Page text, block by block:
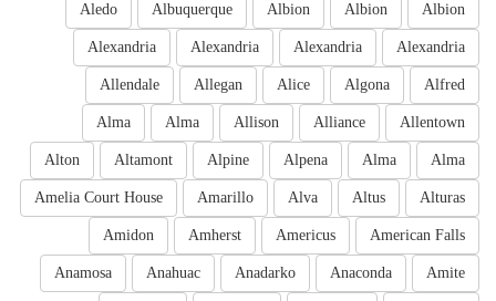
Albion
Albion
Albion
Albuquerque
Aledo
Alexandria
Alexandria
Alexandria
Alexandria
Alfred
Algona
Alice
Allegan
Allendale
Allentown
Alliance
Allison
Alma
Alma
Alma
Alma
Alpena
Alpine
Altamont
Alton
Alturas
Altus
Alva
Amarillo
Amelia Court House
American Falls
Americus
Amherst
Amidon
Amite
Anaconda
Anadarko
Anahuac
Anamosa